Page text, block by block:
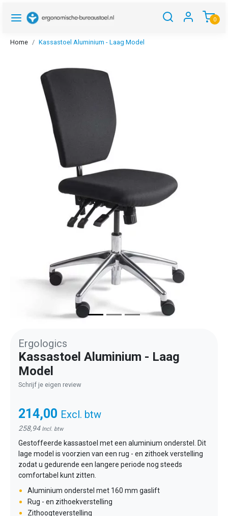
0
Home Kassastoel Aluminium - Laag Model
Ergologics
Kassastoel Aluminium - Laag
Model
Schrijf je eigen review
214,00 Excl. btw
258,94 Incl. btw
Gestoffeerde kassastoel met een aluminium onderstel. Dit
lage model is voorzien van een rug - en zithoek verstelling
zodat u gedurende een langere periode nog steeds
comfortabel kunt zitten.
Aluminium onderstel met 160 mm gaslift
Rug - en zithoekverstelling
Zithoogteverstelling